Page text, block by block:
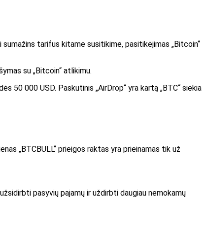
sumažins tarifus kitame susitikime, pasitikėjimas „Bitcoin“
su „Bitcoin“ atlikimu.
50 000 USD. Paskutinis „AirDrop“ yra kartą „BTC“ siekia
„BTCBULL“ prieigos raktas yra prieinamas tik už
pasyvių pajamų ir uždirbti daugiau nemokamų